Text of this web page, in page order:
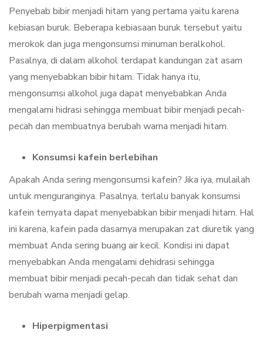
Penyebab bibir menjadi hitam yang pertama yaitu karena
kebiasan buruk. Beberapa kebiasaan buruk tersebut yaitu
merokok dan juga mengonsumsi minuman beralkohol.
Pasalnya, di dalam alkohol terdapat kandungan zat asam
yang menyebabkan bibir hitam. Tidak hanya itu,
mengonsumsi alkohol juga dapat menyebabkan Anda
mengalami hidrasi sehingga membuat bibir menjadi pecah-
pecah dan membuatnya berubah warna menjadi hitam.
Konsumsi kafein berlebihan
Apakah Anda sering mengonsumsi kafein? Jika iya, mulailah
untuk menguranginya. Pasalnya, terlalu banyak konsumsi
kafein ternyata dapat menyebabkan bibir menjadi hitam. Hal
ini karena, kafein pada dasarnya merupakan zat diuretik yang
membuat Anda sering buang air kecil. Kondisi ini dapat
menyebabkan Anda mengalami dehidrasi sehingga
membuat bibir menjadi pecah-pecah dan tidak sehat dan
berubah warna menjadi gelap.
Hiperpigmentasi